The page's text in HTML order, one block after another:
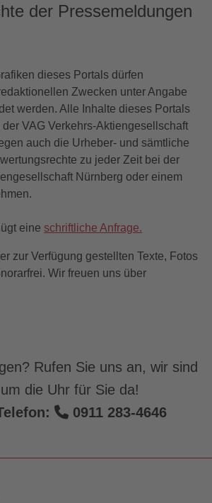
der Pressemeldungen
dieses Portals dürfen
Zwecken unter Angabe
werden. Alle Inhalte dieses Portals
VAG Verkehrs-Aktiengesellschaft
auch die Urheber- und sämtliche
zu jeder Zeit bei der
Nürnberg oder einem
eine schriftliche Anfrage.
zur Verfügung gestellten Texte, Fotos
Wir freuen uns über
Rufen Sie uns an, wir sind
die Uhr für Sie da!
0911 283-4646